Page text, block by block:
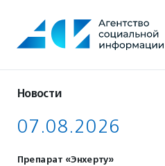
содержанию
Новости
07.08.2026
Препарат «Энхерту»